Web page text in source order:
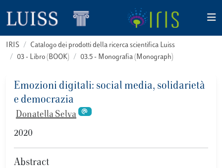
IRIS
Catalogo dei prodotti della ricerca scientifica Luiss
03 - Libro (BOOK)
03.5 - Monografia (Monograph)
Emozioni digitali: social media, solidarietà
e democrazia
Donatella Selva
2020
Abstract